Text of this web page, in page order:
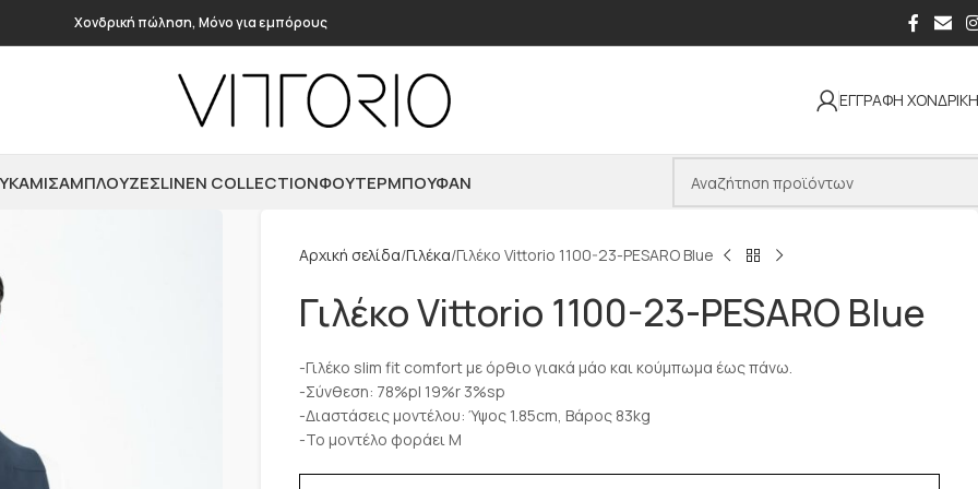
Χονδρική πώληση, Μόνο για εμπόρους
ΕΓΓΡΑΦΗ
ΜΠΛΟΎΖΕΣLINEN COLLECTIONΦΟΎΤΕΡΜΠΟΥΦΆΝ
Αρχική σελίδα Γιλέκα Γιλέκο Vittorio 1100-23-PESARO Blue
Γιλέκο Vittorio 1100-23-PESARO Blue
-Γιλέκο slim fit comfort με όρθιο γιακά μάο και κούμπωμα έως πάνω.
-Σύνθεση: 78%pl 19%r 3%sp
-Διαστάσεις μοντέλου: Ύψος 1.85cm, Βάρος 83kg
-Το μοντέλο φοράει M